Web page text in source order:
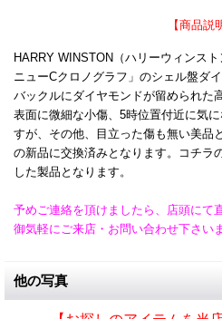
【商品説
HARRY WINSTON（ハリーウィンス
ニューCクロノグラフ」のシェル盤ダ
バックルにダイヤモンドが留められた
表面に微細な小傷、5時位置付近に気
すが、その他、目立った傷も無い美品
の新品に交換済みとなります。コチラ
した製品となります。
予めご連絡を頂けましたら、店頭にて
御気軽にご来店・お問い合わせ下さいま
他の写真